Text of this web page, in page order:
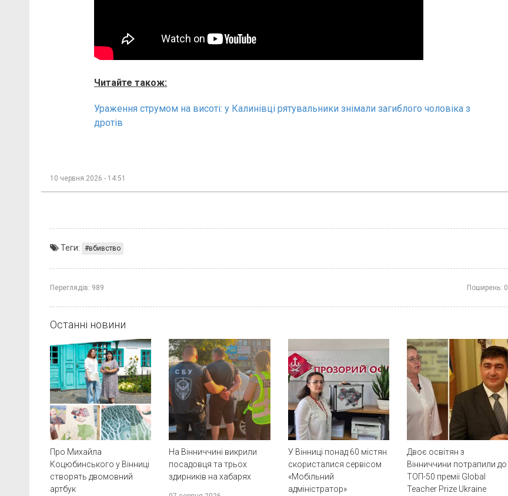
Читайте також:
Ураження струмом на висоті: у Калинівці рятувальники знімали загиблого чоловіка з
дротів
10 червня 2026 - 14:51
Теги: вбивство
Переглядів: 989 Поширень: 0
Останні новини
Про Михайла
Коцюбинського у Вінниці
створять двомовний
артбук
На Вінниччині викрили
посадовця та трьох
здирників на хабарях
У Вінниці понад 60 містян
скористалися сервісом
«Мобільний
адміністратор»
Двоє освітян з
Вінниччини потрапили до
ТОП-50 премії Global
Teacher Prize Ukraine